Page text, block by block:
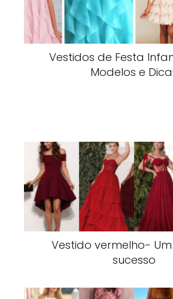
Vestidos de Festa
Modelos e
Vestido vermelho-
sucesso